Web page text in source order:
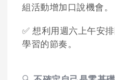
組活動增加口說機會。
✅ 想利用週六上午安
學習的節奏。